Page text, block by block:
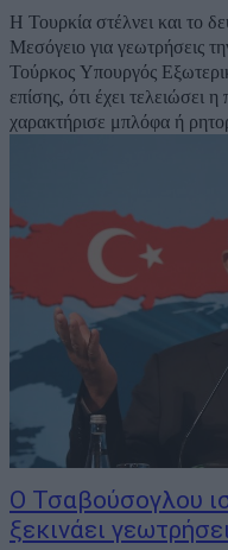
Η Τουρκία στέλνει και το
Μεσόγειο για γεωτρήσεις
Τούρκος Υπουργός
επίσης, ότι έχει τελειώσει
χαρακτήρισε μπλόφα ή
Ο Τσαβούσογλου
ξεκινάει